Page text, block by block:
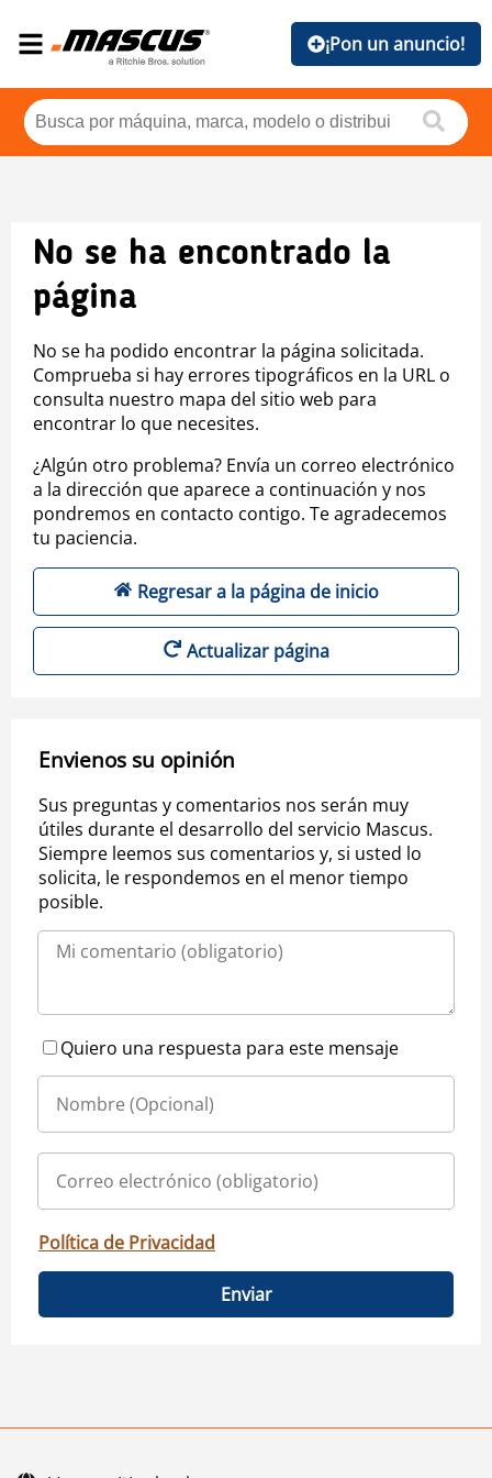
¡Pon un anuncio!
No se ha encontrado la
página
No se ha podido encontrar la página solicitada.
Comprueba si hay errores tipográficos en la URL o
consulta nuestro mapa del sitio web para
encontrar lo que necesites.
¿Algún otro problema? Envía un correo electrónico
a la dirección que aparece a continuación y nos
pondremos en contacto contigo. Te agradecemos
tu paciencia.
Regresar a la página de inicio
Actualizar página
Envienos su opinión
Sus preguntas y comentarios nos serán muy
útiles durante el desarrollo del servicio Mascus.
Siempre leemos sus comentarios y, si usted lo
solicita, le respondemos en el menor tiempo
posible.
Quiero una respuesta para este mensaje
Política de Privacidad
Enviar